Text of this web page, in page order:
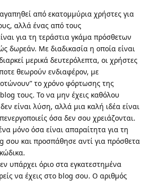
από εκατομμύρια χρήστες για
αλλά ένας από τους
για τη τεράστια γκάμα πρόσθετων
δωρεάν. Με διαδικασία η οποία είναι
μερικά δευτερόλεπτα, οι χρήστες
θεωρούν ενδιαφέρον, με
το χρόνο φόρτωσης της
τους. Το να μην έχεις καθόλου
είναι λύση, αλλά μια καλή ιδέα είναι
όσα δεν σου χρειάζονται.
μόνο όσα είναι απαραίτητα για τη
σου και προσπάθησε αντί για πρόσθετα
υπάρχει όριο στα εγκατεστημένα
να έχεις στο blog σου. Ο αριθμός